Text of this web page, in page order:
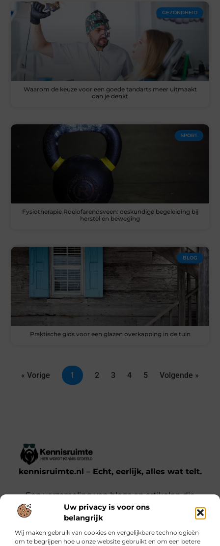
Uw privacy is voor ons
belangrijk
Wij maken gebruik van cookies en vergelijkbare technologieën
om te begrijpen hoe u onze website gebruikt en om een betere
GEZONDHEID
Waarom de keuze voor een goede tandarts meer uitmaakt
dan je denkt
SPORT
Fysiotherapie Roelofarendsveen: deskundige begeleiding bij
herstel en beweging
BLOG
Praktische gids voor een glazen overkapping in de tuin
« Vorige 1 2 3 4 5 Volgende »
kennisruimte.nl – Echt, eerlijk, alles wat telt.
Een verzameling van blogs en artikelen die
een breed scala aan onderwerpen uit het
dagelijks leven behandelen.
Onze informatie